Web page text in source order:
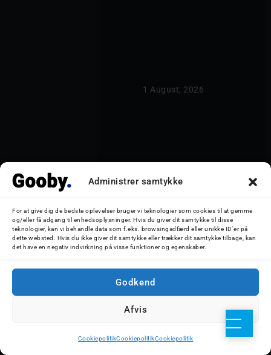
Administrer samtykke
For at give dig de bedste oplevelser bruger vi teknologier som cookies til at gemme
og/eller få adgang til enhedsoplysninger. Hvis du giver dit samtykke til disse
teknologier, kan vi behandle data som f.eks. browsingadfærd eller unikke ID'er på
dette websted. Hvis du ikke giver dit samtykke eller trækker dit samtykke tilbage, kan
det have en negativ indvirkning på visse funktioner og egenskaber.
Godkend
Afvis
CookiepolitikCookiepolitikCookiepolitik
                1 August, 2026
            Kronprins Frederik
27. juli, 2026